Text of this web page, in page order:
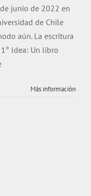
junio de 2022 en
de Chile
aún. La escritura
Idea: Un libro
Más información